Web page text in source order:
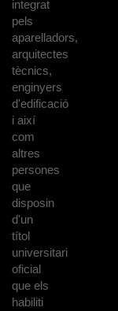
integrat
pels
aparelladors,
arquitectes
tècnics,
enginyers
d'edificació
i així
com
altres
persones
que
disposin
d'un
títol
universitari
oficial
que els
habiliti